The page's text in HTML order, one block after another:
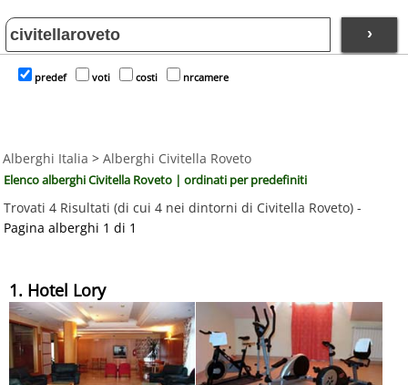
›
predef voti costi nrcamere
Alberghi Italia > Alberghi Civitella Roveto
Elenco alberghi Civitella Roveto | ordinati per predefiniti
Trovati 4 Risultati (di cui 4 nei dintorni di Civitella Roveto) -
Pagina alberghi 1 di 1
1. Hotel Lory